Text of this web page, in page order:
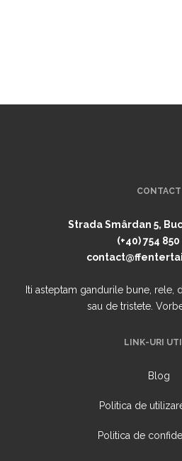
CONTACT
Strada Smârdan 5,
(+40) 754
Iti asteptam gandurile bune, rele,
sau de tristete.
LINK-URI
Blog
Politica de
Politica de